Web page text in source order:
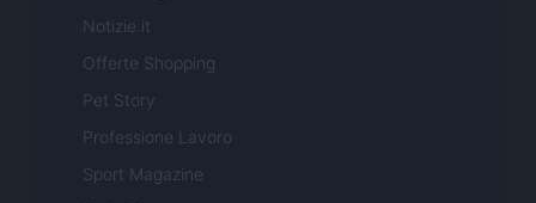
Notizie.it
Offerte Shopping
Pet Story
Professione Lavoro
Sport Magazine